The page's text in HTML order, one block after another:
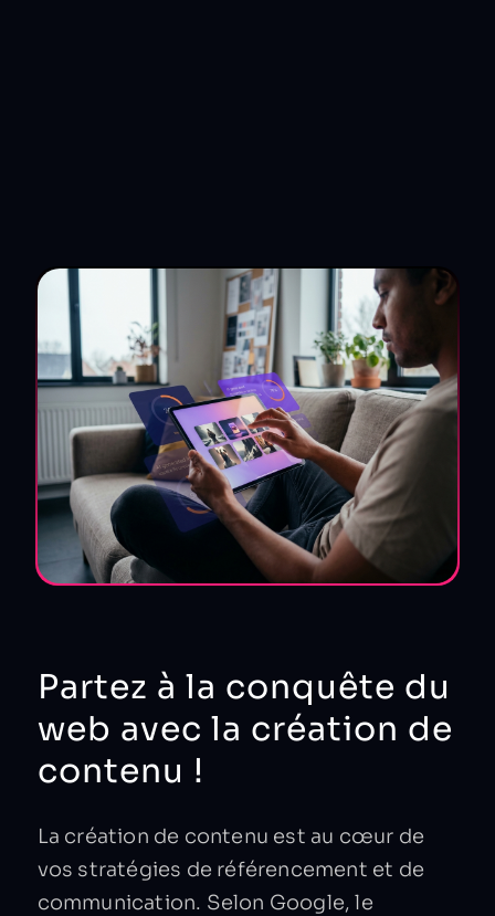
Partez à la conquête du
web avec la création de
contenu !
La création de contenu est au cœur de
vos stratégies de référencement et de
communication. Selon Google, le